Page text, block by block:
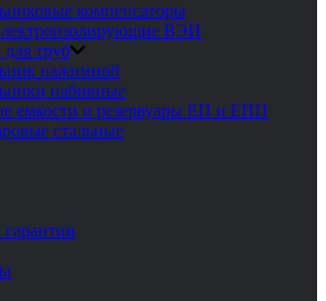
компенсаторы
ВЭИ
труб
нажимной
набивные
емкости и резервуары ЕП и ЕПП
стальные